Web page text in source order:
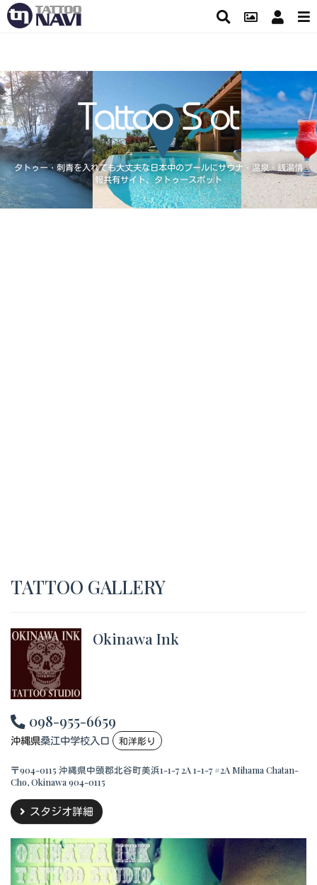
タトゥー・刺青を入れても大丈夫な日本中のプールにサウナ・温泉・銭湯情
報共有サイト、タトゥースポット
TATTOO GALLERY
Okinawa Ink
098-955-6659
沖縄県桑江中学校入口 和洋彫り
〒904-0115 沖縄県中頭郡北谷町美浜1-1-7 2A 1-1-7 #2A Mihama Chatan-
Cho, Okinawa 904-0115
スタジオ詳細